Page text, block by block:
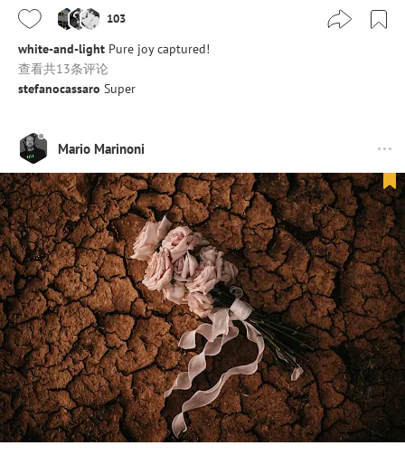
103
white-and-light Pure joy captured!
查看共13条评论
stefanocassaro Super
Mario Marinoni